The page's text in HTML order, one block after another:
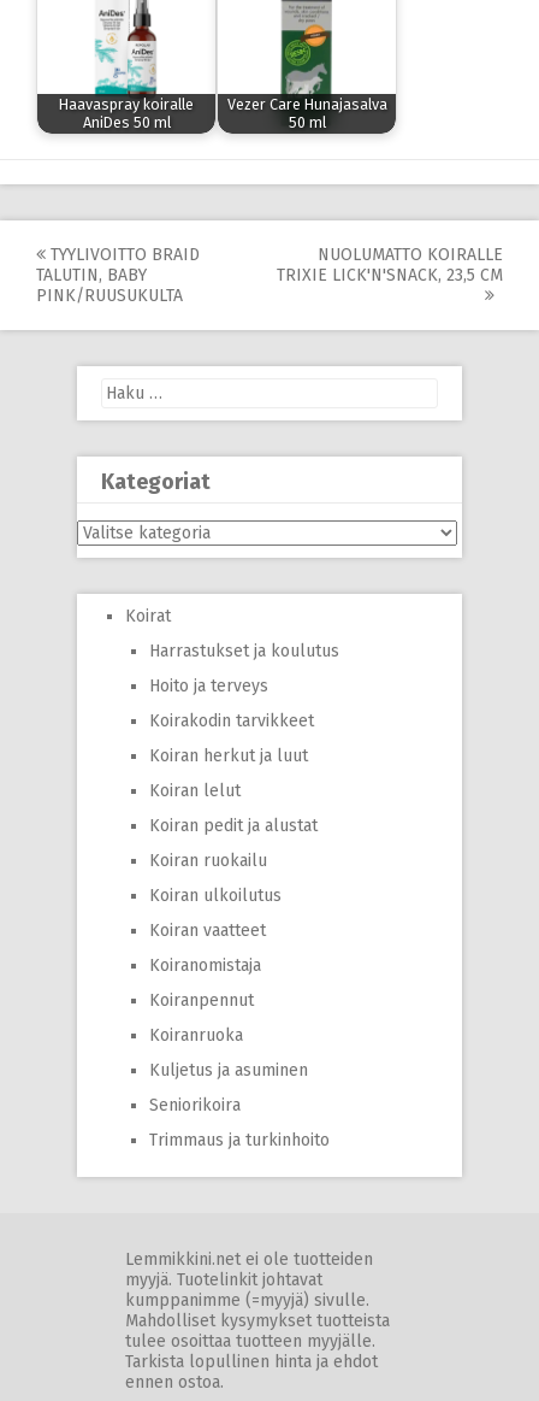
Haavaspray koiralle
AniDes 50 ml
Vezer Care Hunajasalva
50 ml
Post
navigation
TYYLIVOITTO BRAID
TALUTIN, BABY
PINK/RUUSUKULTA
NUOLUMATTO KOIRALLE
TRIXIE LICK'N'SNACK, 23,5 CM
Haku:
Kategoriat
Kategoriat
Koirat
Harrastukset ja koulutus
Hoito ja terveys
Koirakodin tarvikkeet
Koiran herkut ja luut
Koiran lelut
Koiran pedit ja alustat
Koiran ruokailu
Koiran ulkoilutus
Koiran vaatteet
Koiranomistaja
Koiranpennut
Koiranruoka
Kuljetus ja asuminen
Seniorikoira
Trimmaus ja turkinhoito
Lemmikkini.net ei ole tuotteiden
myyjä. Tuotelinkit johtavat
kumppanimme (=myyjä) sivulle.
Mahdolliset kysymykset tuotteista
tulee osoittaa tuotteen myyjälle.
Tarkista lopullinen hinta ja ehdot
ennen ostoa.